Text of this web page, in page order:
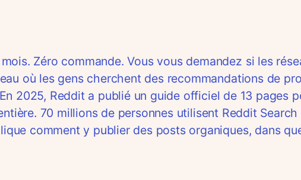
Zéro commande. Vous vous demandez si les
où les gens cherchent des recommandations de
2025, Reddit a publié un guide officiel de 13 pages
70 millions de personnes utilisent Reddit
comment y publier des posts organiques, dans